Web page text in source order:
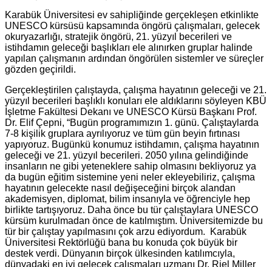
Karabük Üniversitesi ev sahipliğinde gerçekleşen etkinlikte
UNESCO kürsüsü kapsamında öngörü çalışmaları, gelecek
okuryazarlığı, stratejik öngörü, 21. yüzyıl becerileri ve
istihdamın geleceği başlıkları ele alınırken gruplar halinde
yapılan çalışmanın ardından öngörülen sistemler ve süreçler
gözden geçirildi.
Gerçekleştirilen çalıştayda, çalışma hayatının geleceği ve 21.
yüzyıl becerileri başlıklı konuları ele aldıklarını söyleyen KBÜ
İşletme Fakültesi Dekanı ve UNESCO Kürsü Başkanı Prof.
Dr. Elif Çepni, “Bugün programımızın 1. günü. Çalıştaylarda
7-8 kişilik gruplara ayrılıyoruz ve tüm gün beyin fırtınası
yapıyoruz. Bugünkü konumuz istihdamın, çalışma hayatının
geleceği ve 21. yüzyıl becerileri. 2050 yılına gelindiğinde
insanların ne gibi yeteneklere sahip olmasını bekliyoruz ya
da bugün eğitim sistemine yeni neler ekleyebiliriz, çalışma
hayatının gelecekte nasıl değişeceğini birçok alandan
akademisyen, diplomat, bilim insanıyla ve öğrenciyle hep
birlikte tartışıyoruz. Daha önce bu tür çalıştaylara UNESCO
kürsüm kurulmadan önce de katılmıştım. Üniversitemizde bu
tür bir çalıştay yapılmasını çok arzu ediyordum. Karabük
Üniversitesi Rektörlüğü bana bu konuda çok büyük bir
destek verdi. Dünyanın birçok ülkesinden katılımcıyla,
dünyadaki en iyi gelecek çalışmaları uzmanı Dr. Riel Miller